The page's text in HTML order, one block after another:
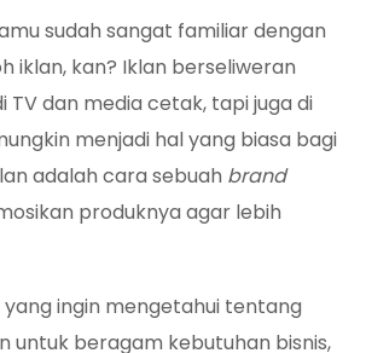
sudah sangat familiar dengan
iklan, kan? Iklan berseliweran
TV dan media cetak, tapi juga di
menjadi hal yang biasa bagi
adalah cara sebuah brand
produknya agar lebih
yang ingin mengetahui tentang
untuk beragam kebutuhan bisnis,